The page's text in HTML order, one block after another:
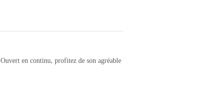
en continu, profitez de son agréable